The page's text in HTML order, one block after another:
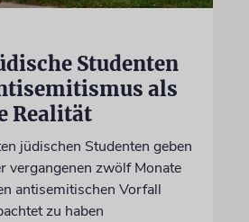
Studenten
als
Realität
jüdischen Studenten geben
vergangenen zwölf Monate
antisemitischen Vorfall
zu haben